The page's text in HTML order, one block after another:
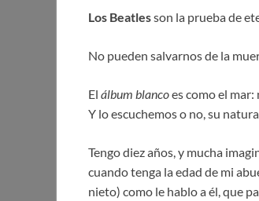
Los Beatlesson la prueba de
No pueden salvarnos de la
El álbum blancoes como el mar:
Y lo escuchemos o no, su
Tengo diez años, y mucha
cuando tenga la edad de mi
nieto) como le hablo a él, que